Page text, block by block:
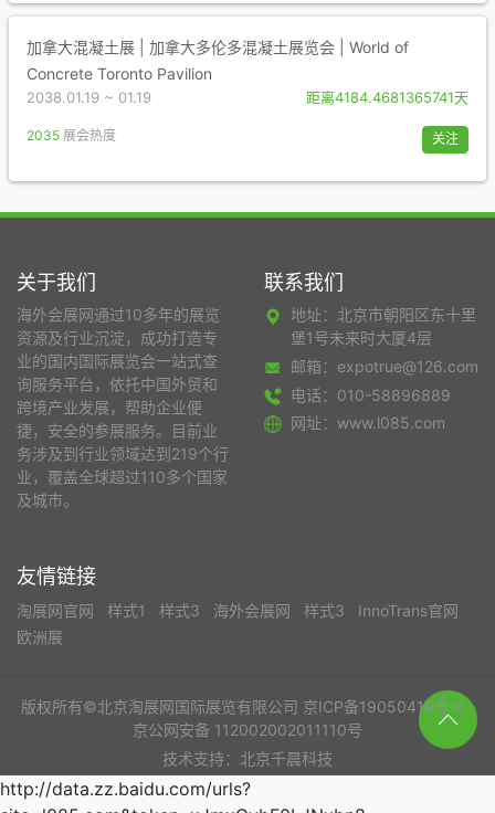
加拿大混凝土展 | 加拿大多伦多混凝土展览会 | World of
Concrete Toronto Pavilion
2038.01.19 ~ 01.19 距离4184.4681365741天
2035 展会热度 关注
关于我们
海外会展网通过10多年的展览
资源及行业沉淀，成功打造专
业的国内国际展览会一站式查
询服务平台，依托中国外贸和
跨境产业发展，帮助企业便
捷，安全的参展服务。目前业
务涉及到行业领域达到219个行
业，覆盖全球超过110多个国家
及城市。
联系我们
地址：北京市朝阳区东十里
堡1号未来时大厦4层
邮箱：expotrue@126.com
电话：010-58896889
网址：www.l085.com
友情链接
淘展网官网 样式1 样式3 海外会展网 样式3
InnoTrans官网
欧洲展
版权所有©北京淘展网国际展览有限公司 京ICP备19050419号-6
京公网安备 112002002011110号
技术支持：北京千晨科技
http://data.zz.baidu.com/urls?